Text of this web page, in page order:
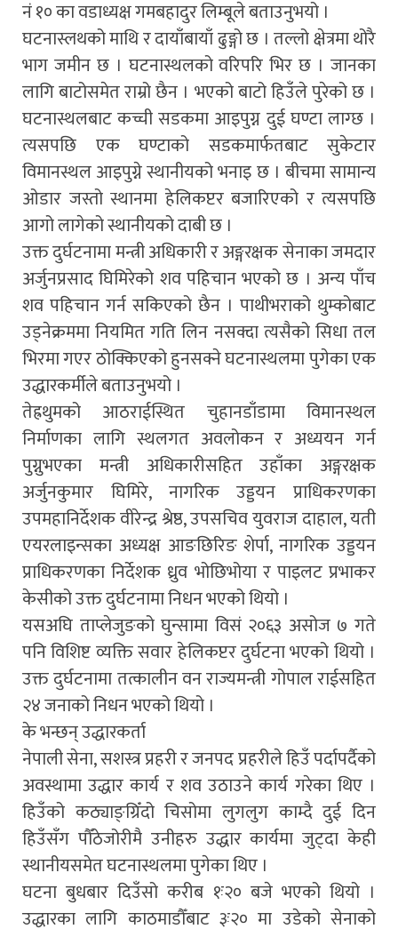
नं १० का वडाध्यक्ष गमबहादुर लिम्बूले बताउनुभयो ।
घटनास्लथको माथि र दायाँबायाँ ढुङ्गो छ । तल्लो क्षेत्रमा थोरै
भाग जमीन छ । घटनास्थलको वरिपरि भिर छ । जानका
लागि बाटोसमेत राम्रो छैन । भएको बाटो हिउँले पुरेको छ ।
घटनास्थलबाट कच्ची सडकमा आइपुग्न दुई घण्टा लाग्छ ।
त्यसपछि एक घण्टाको सडकमार्फतबाट सुकेटार
विमानस्थल आइपुग्ने स्थानीयको भनाइ छ । बीचमा सामान्य
ओडार जस्तो स्थानमा हेलिकप्टर बजारिएको र त्यसपछि
आगो लागेको स्थानीयको दाबी छ ।
उक्त दुर्घटनामा मन्त्री अधिकारी र अङ्गरक्षक सेनाका जमदार
अर्जुनप्रसाद घिमिरेको शव पहिचान भएको छ । अन्य पाँच
शव पहिचान गर्न सकिएको छैन । पाथीभराको थुम्कोबाट
उड्नेक्रममा नियमित गति लिन नसक्दा त्यसैको सिधा तल
भिरमा गएर ठोक्किएको हुनसक्ने घटनास्थलमा पुगेका एक
उद्धारकर्मीले बताउनुभयो ।
तेह्रथुमको आठराईस्थित चुहानडाँडामा विमानस्थल
निर्माणका लागि स्थलगत अवलोकन र अध्ययन गर्न
पुग्नुभएका मन्त्री अधिकारीसहित उहाँका अङ्गरक्षक
अर्जुनकुमार घिमिरे, नागरिक उड्डयन प्राधिकरणका
उपमहानिर्देशक वीरेन्द्र श्रेष्ठ, उपसचिव युवराज दाहाल, यती
एयरलाइन्सका अध्यक्ष आङछिरिङ शेर्पा, नागरिक उड्डयन
प्राधिकरणका निर्देशक ध्रुव भोछिभोया र पाइलट प्रभाकर
केसीको उक्त दुर्घटनामा निधन भएको थियो ।
यसअघि ताप्लेजुङको घुन्सामा विसं २०६३ असोज ७ गते
पनि विशिष्ट व्यक्ति सवार हेलिकप्टर दुर्घटना भएको थियो ।
उक्त दुर्घटनामा तत्कालीन वन राज्यमन्त्री गोपाल राईसहित
२४ जनाको निधन भएको थियो ।
के भन्छन् उद्धारकर्ता
नेपाली सेना, सशस्त्र प्रहरी र जनपद प्रहरीले हिउँ पर्दापर्दैको
अवस्थामा उद्धार कार्य र शव उठाउने कार्य गरेका थिए ।
हिउँको कठ्याङ्ग्रिँदो चिसोमा लुगलुग काम्दै दुई दिन
हिउँसँग पौँठेजोरीमै उनीहरु उद्धार कार्यमा जुट्दा केही
स्थानीयसमेत घटनास्थलमा पुगेका थिए ।
घटना बुधबार दिउँसो करीब १ः२० बजे भएको थियो ।
उद्धारका लागि काठमाडौँबाट ३ः२० मा उडेको सेनाको